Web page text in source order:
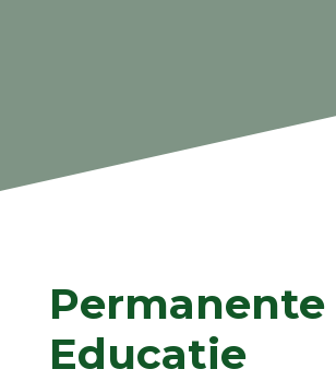
Permanente
Educatie